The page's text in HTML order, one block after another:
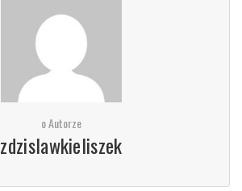
o Autorze
zdzislawkieliszek